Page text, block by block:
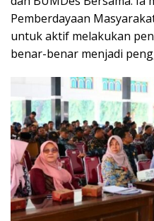
Pemberdayaan
untuk aktif melakukan
benar-benar menjadi